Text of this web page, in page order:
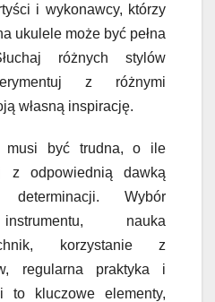
i wykonawcy, którzy
ukulele może być pełna
różnych stylów
z różnymi
własną inspirację.
być trudna, o ile
z odpowiednią dawką
Wybór
nauka
korzystanie z
regularna praktyka i
to kluczowe elementy,